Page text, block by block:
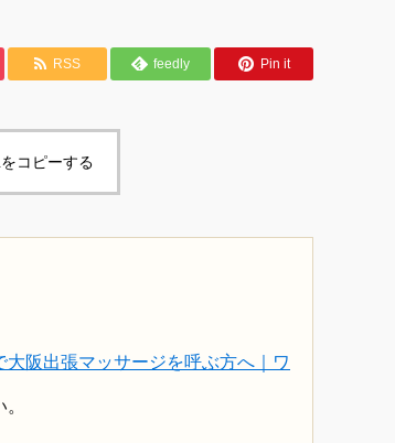
RSS feedly Pin it
コピーする
大阪出張マッサージを呼ぶ方へ｜ワ